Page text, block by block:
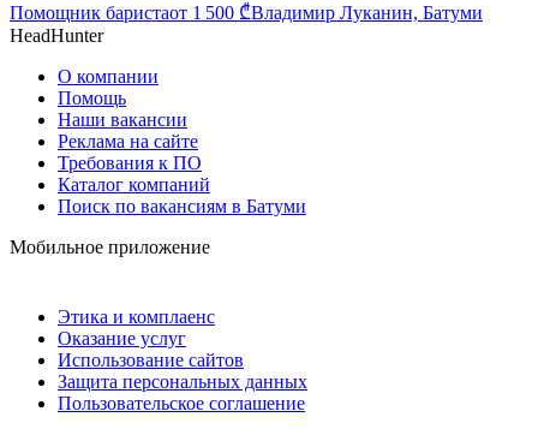
Помощник баристаот 1 500 ₾Владимир Луканин, Батуми
HeadHunter
О компании
Помощь
Наши вакансии
Реклама на сайте
Требования к ПО
Каталог компаний
Поиск по вакансиям в Батуми
Мобильное приложение
Этика и комплаенс
Оказание услуг
Использование сайтов
Защита персональных данных
Пользовательское соглашение